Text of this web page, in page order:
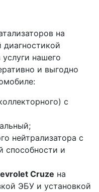
на
диагностикой
нашего
и выгодно
с
нейтрализатора с
способности и
Cruze на
ЭБУ и установкой